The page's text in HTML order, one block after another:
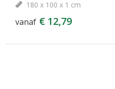
180 x 100 x 1 cm
vanaf € 12,79